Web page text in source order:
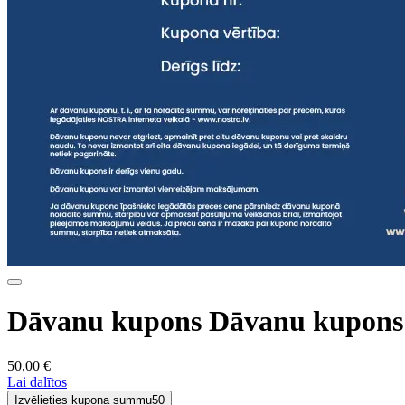
Dāvanu kupons Dāvanu
50,00 €
Lai dalītos
Izvēlieties kupona summu50